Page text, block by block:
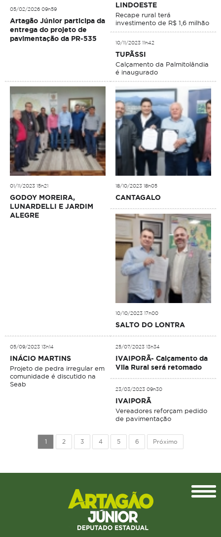
05/02/2026 09h59
Artagão Júnior participa da
entrega do projeto de
pavimentação da PR-535
LINDOESTE
Recape rural terá
investimento de R$ 1,6 milhão
10/11/2023 11h42
TUPÃSSI
Calçamento da Palmitolândia
é inaugurado
01/11/2023 15h21
GODOY MOREIRA,
LUNARDELLI E JARDIM
ALEGRE
18/10/2023 18h05
CANTAGALO
10/10/2023 17h00
SALTO DO LONTRA
05/09/2023 13h14
INÁCIO MARTINS
Projeto de pedra irregular em
comunidade é discutido na
Seab
25/07/2023 13h34
IVAIPORÃ- Calçamento da
Vila Rural será retomado
23/03/2023 09h30
IVAIPORÃ
Vereadores reforçam pedido
de pavimentação
1 2 3 4 5 6 Próximo